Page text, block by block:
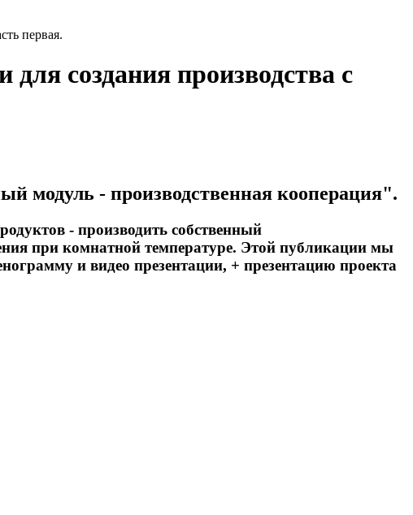
первая.
создания производства с
модуль - производственная кооперация".
- производить собственный
при комнатной температуре. Этой публикации мы
и видео презентации, + презентацию проекта